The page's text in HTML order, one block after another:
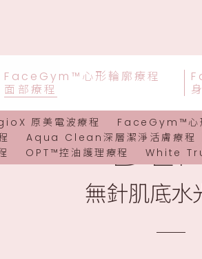
FaceGym™心形輪廓療程
面部療程
原美電波療程 FaceGym™心
Aqua Clean深層潔淨活膚療程
OPT™控油護理療程 White
無針肌底水